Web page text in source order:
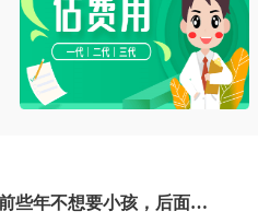
结婚8年了，一直没有小孩，前些年不想要小孩，后面老公因为工作调度关系，我俩不在一个城市，属于长期分居聚少离多的，周末或者节假日能在一起，有时候时间也不凑巧，也没怀上。最后检查发现老公属于少弱精症，畸形率也高，我在国内做了3次试管，一次生化，还有2次没有着床，都说是年纪大了，成功率很低，其他都让我卵捐赠，但是我无法接受，也已经做好了长期抗战的准备了，有认识的朋友推荐所以最后和老公决定去俄罗斯做试管婴儿。俄罗斯医疗水平我感觉比国内好，而且能做三代，在网上查阅许久资料之后决定去俄罗斯做试管，据说实验室特别好。